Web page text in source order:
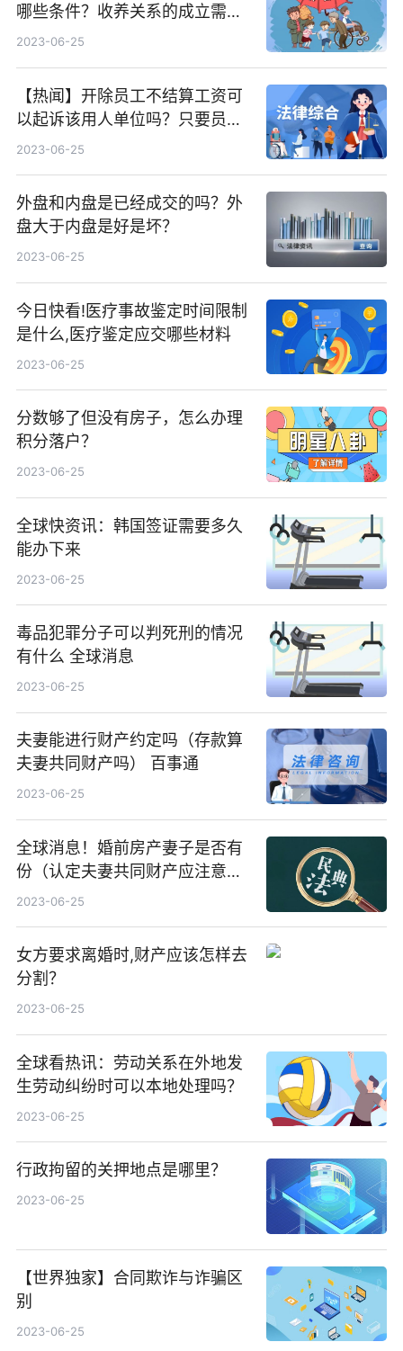
哪些条件？收养关系的成立需要
履行收养程序才会有效吗？-最新
2023-06-25
【热闻】开除员工不结算工资可
以起诉该用人单位吗？只要员工
被辞退都可以要求公司给予赔偿
2023-06-25
外盘和内盘是已经成交的吗？外
盘大于内盘是好是坏？
2023-06-25
今日快看!医疗事故鉴定时间限制
是什么,医疗鉴定应交哪些材料
2023-06-25
分数够了但没有房子，怎么办理
积分落户？
2023-06-25
全球快资讯：韩国签证需要多久
能办下来
2023-06-25
毒品犯罪分子可以判死刑的情况
有什么 全球消息
2023-06-25
夫妻能进行财产约定吗（存款算
夫妻共同财产吗） 百事通
2023-06-25
全球消息！婚前房产妻子是否有
份（认定夫妻共同财产应注意的
问题有哪些）
2023-06-25
女方要求离婚时,财产应该怎样去
分割？
2023-06-25
全球看热讯：劳动关系在外地发
生劳动纠纷时可以本地处理吗？
2023-06-25
行政拘留的关押地点是哪里？
2023-06-25
【世界独家】合同欺诈与诈骗区
别
2023-06-25